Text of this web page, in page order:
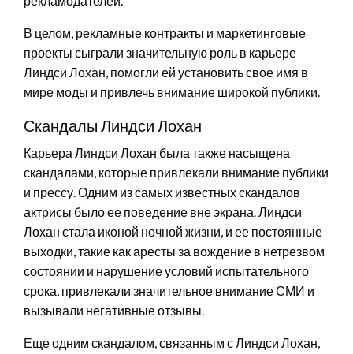
В целом, рекламные контракты и маркетинговые
проекты сыграли значительную роль в карьере
Линдси Лохан, помогли ей установить свое имя в
мире моды и привлечь внимание широкой публики.
Скандалы Линдси Лохан
Карьера Линдси Лохан была также насыщена
скандалами, которые привлекали внимание публики
и прессу. Одним из самых известных скандалов
актрисы было ее поведение вне экрана. Линдси
Лохан стала иконой ночной жизни, и ее постоянные
выходки, такие как аресты за вождение в нетрезвом
состоянии и нарушение условий испытательного
срока, привлекали значительное внимание СМИ и
вызывали негативные отзывы.
Еще одним скандалом, связанным с Линдси Лохан,